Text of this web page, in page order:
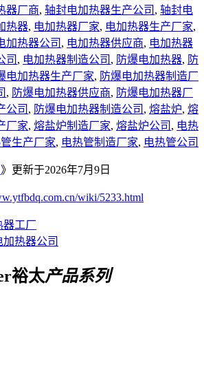
器厂商, 轴封电加热器生产公司 , 轴封电
热器, 电加热器厂家, 电加热器生产厂家,
加热器公司 , 电加热器供应商, 电加热器
司 , 电加热器制造公司 , 防爆电加热器, 防
电加热器生产厂家, 防爆电加热器制造厂
, 防爆电加热器供应商, 防爆电加热器厂
公司 , 防爆电加热器制造公司 , 熔盐炉, 熔
厂家, 熔盐炉制造厂家, 熔盐炉公司 , 电热
生产厂家, 电热管制造厂家, 电热管公司
》更新于2026年7月9日
wiki/5233.html
器工厂
热器公司
裕太产品系列